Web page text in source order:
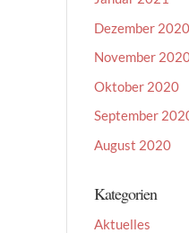
Dezember 2020
November
Oktober 2020
September
August 2020
Kategorien
Aktuelles